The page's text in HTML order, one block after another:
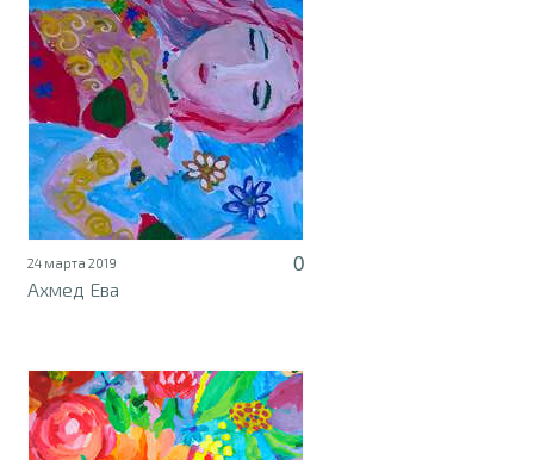
24 марта 2019
0
Ахмед Ева